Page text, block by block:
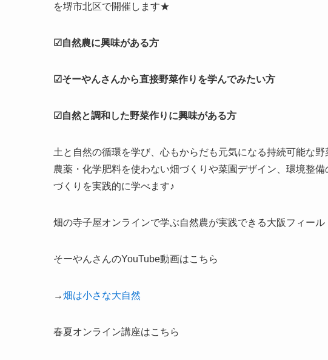
を堺市北区で開催します★
☑自然農に興味がある方
☑そーやんさんから直接野菜作りを学んでみたい方
☑自然と調和した野菜作りに興味がある方
土と自然の循環を学び、心もからだも元気になる持続可能な野
農薬・化学肥料を使わない畑づくりや菜園デザイン、環境整
づくりを実践的に学べます♪
畑の寺子屋オンラインで学ぶ自然農が実践できる大阪フィール
そーやんさんのYouTube動画はこちら
→畑は小さな大自然
春夏オンライン講座はこちら